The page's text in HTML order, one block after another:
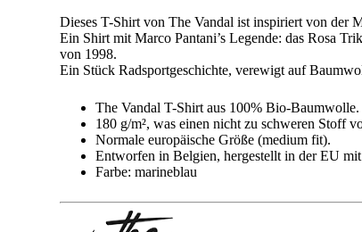
Dieses T-Shirt von The Vandal ist inspiriert von der
Ein Shirt mit Marco Pantani’s Legende: das Rosa
von 1998.
Ein Stück Radsportgeschichte, verewigt auf
The Vandal T-Shirt aus 100% Bio-Baumwolle.
180 g/m², was einen nicht zu schweren Stoff
Normale europäische Größe (medium fit).
Entworfen in Belgien, hergestellt in der EU
Farbe: marineblau